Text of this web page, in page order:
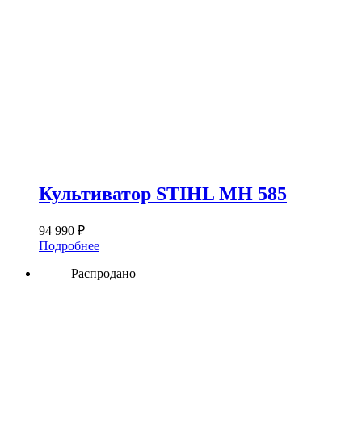
Культиватор STIHL MH 585
94 990 ₽
Подробнее
Распродано